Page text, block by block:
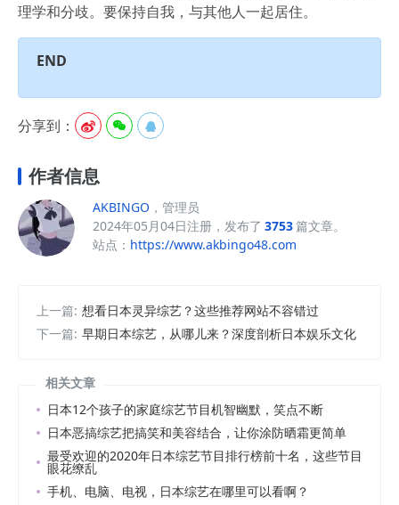
理学和分歧。要保持自我，与其他人一起居住。
END
分享到：   
作者信息
AKBINGO ，管理员
2024年05月04日注册，发布了 3753篇文章。
站点： https://www.akbingo48.com
上一篇: 想看日本灵异综艺？这些推荐网站不容错过
下一篇: 早期日本综艺，从哪儿来？深度剖析日本娱乐文化
相关文章
日本12个孩子的家庭综艺节目机智幽默，笑点不断
日本恶搞综艺把搞笑和美容结合，让你涂防晒霜更简单
最受欢迎的2020年日本综艺节目排行榜前十名，这些节目
眼花缭乱
手机、电脑、电视，日本综艺在哪里可以看啊？